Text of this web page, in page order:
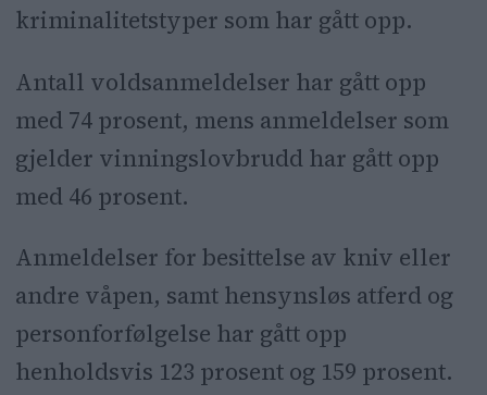
kriminalitetstyper som har gått opp.
Antall voldsanmeldelser har gått opp
med 74 prosent, mens anmeldelser som
gjelder vinningslovbrudd har gått opp
med 46 prosent.
Anmeldelser for besittelse av kniv eller
andre våpen, samt hensynsløs atferd og
personforfølgelse har gått opp
henholdsvis 123 prosent og 159 prosent.